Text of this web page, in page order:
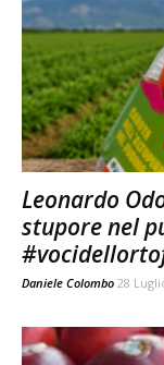
Leonardo
stupore nel
Daniele Colombo 28